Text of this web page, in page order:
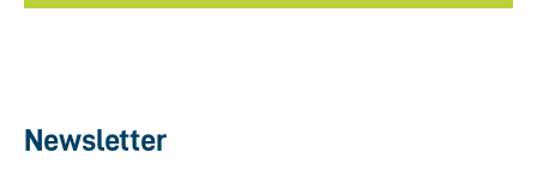
Newsletter